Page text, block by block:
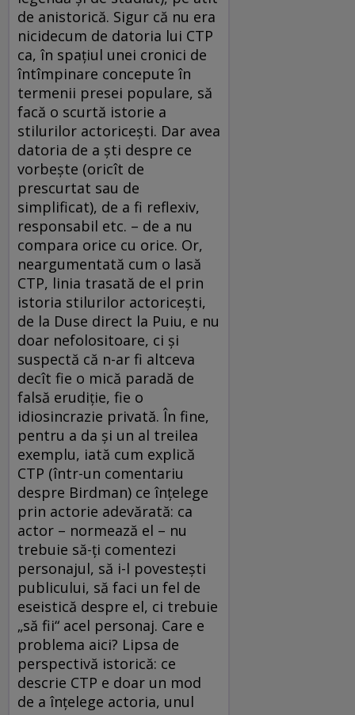
de anistorică. Sigur că nu era
nicidecum de datoria lui CTP
ca, în spaţiul unei cronici de
întîmpinare concepute în
termenii presei populare, să
facă o scurtă istorie a
stilurilor actoriceşti. Dar avea
datoria de a şti despre ce
vorbeşte (oricît de
prescurtat sau de
simplificat), de a fi reflexiv,
responsabil etc. – de a nu
compara orice cu orice. Or,
neargumentată cum o lasă
CTP, linia trasată de el prin
istoria stilurilor actoriceşti,
de la Duse direct la Puiu, e nu
doar nefolositoare, ci şi
suspectă că n-ar fi altceva
decît fie o mică paradă de
falsă erudiţie, fie o
idiosincrazie privată. În fine,
pentru a da şi un al treilea
exemplu, iată cum explică
CTP (într-un comentariu
despre Birdman) ce înţelege
prin actorie adevărată: ca
actor – normează el – nu
trebuie să-ţi comentezi
personajul, să i-l povesteşti
publicului, să faci un fel de
eseistică despre el, ci trebuie
„să fii“ acel personaj. Care e
problema aici? Lipsa de
perspectivă istorică: ce
descrie CTP e doar un mod
de a înţelege actoria, unul